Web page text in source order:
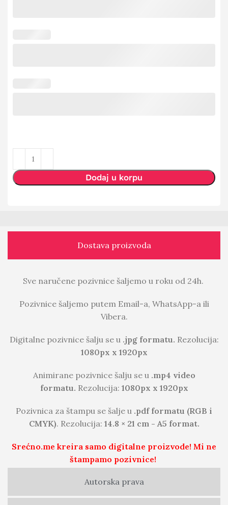
Dodaj u korpu
Dostava proizvoda
Autorska prava
Sve naručene pozivnice šaljemo u roku od 24h.
Pozivnice šaljemo putem Email-a, WhatsApp-a ili
Vibera.
Digitalne pozivnice šalju se u .jpg formatu. Rezolucija:
1080px x 1920px
Animirane pozivnice šalju se u .mp4 video
formatu. Rezolucija: 1080px x 1920px
Pozivnica za štampu se šalje u .pdf formatu (RGB i
CMYK). Rezolucija: 14.8 × 21 cm - A5 format.
Srećno.me kreira samo digitalne proizvode! Mi ne
štampamo pozivnice!